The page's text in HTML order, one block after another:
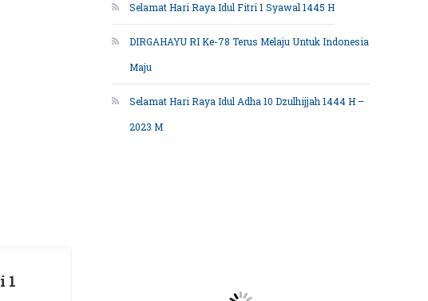
1
Selamat Hari Raya Idul Fitri 1 Syawal 1445 H
DIRGAHAYU RI Ke-78 Terus Melaju Untuk Indonesia
Maju
Selamat Hari Raya Idul Adha 10 Dzulhijjah 1444 H –
2023 M